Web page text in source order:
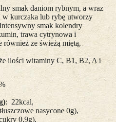
smak daniom rybnym, a wraz
kurczaka lub rybę utworzy
smak kolendry
trawa cytrynowa i
ze świeżą miętą,
ilości witaminy C, B1, B2, A i
: 22kcal,
nasycone 0g),
0,9g),